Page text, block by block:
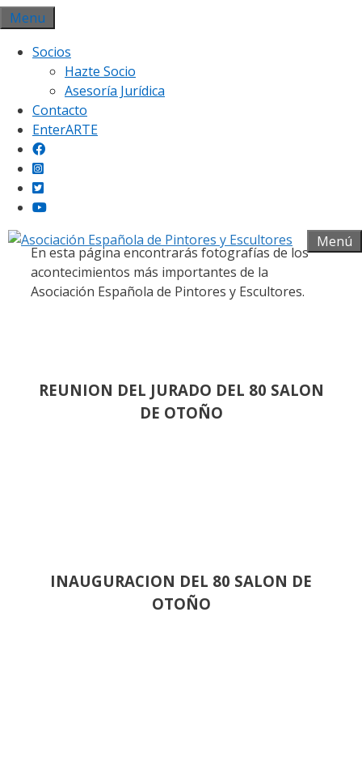
Saltar
al
contenido
Menu
Socios
Hazte Socio
Asesoría Jurídica
Contacto
EnterARTE
Menú
Galería fotográfica
En esta página encontrarás fotografías de los
acontecimientos más importantes de la
Asociación Española de Pintores y Escultores.
REUNION DEL JURADO DEL 80 SALON
DE OTOÑO
INAUGURACION DEL 80 SALON DE
OTOÑO